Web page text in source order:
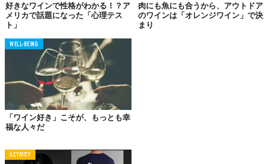
好きなワインで性格がわかる！？ア
メリカで話題になった「心理テス
ト」
肉にも魚にも合うから、アウトドア
のワインは「オレンジワイン」で決
まり
WELL-BEING
「ワイン好き」こそが、もっとも幸
福な人々だ
ACTIVITY